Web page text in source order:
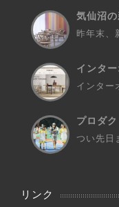
気仙沼
昨年末、
インタ
インター
プロダ
つい先日
リンク